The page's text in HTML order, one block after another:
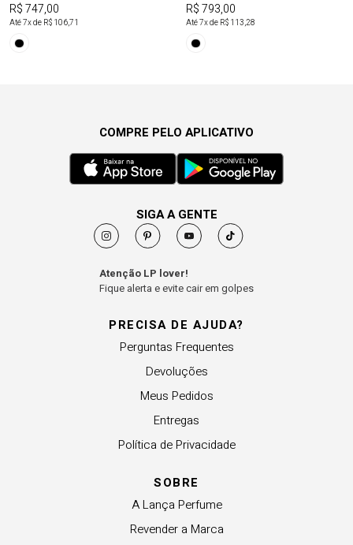
R$ 747,00
Até7x de R$ 106,71
R$ 793,00
Até7x de R$ 113,28
PRECISA DE AJUDA?
Perguntas Frequentes
Devoluções
Meus Pedidos
Entregas
Política de Privacidade
SOBRE
A Lança Perfume
Revender a Marca
COMPRE PELO APLICATIVO
SIGA A GENTE
Atenção LP lover!
Fique alerta e evite cair em golpes